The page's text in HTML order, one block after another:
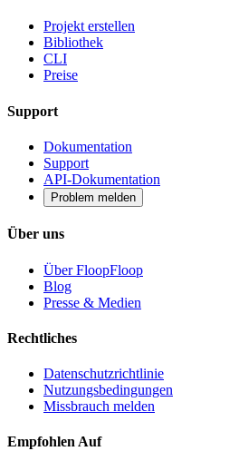
Projekt erstellen
Bibliothek
CLI
Preise
Support
Dokumentation
Support
API-Dokumentation
Problem melden
Über uns
Über FloopFloop
Blog
Presse & Medien
Rechtliches
Datenschutzrichtlinie
Nutzungsbedingungen
Missbrauch melden
Empfohlen Auf